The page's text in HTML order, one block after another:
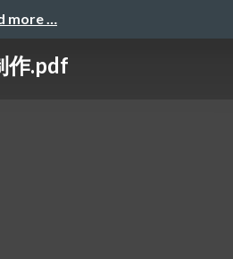
more …
作.pdf